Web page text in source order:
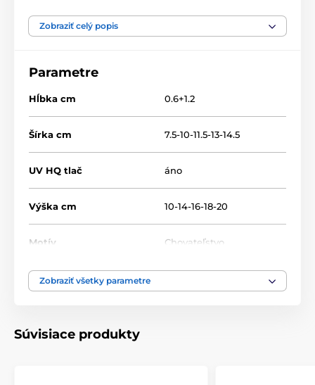
Chovateľstvo
Zobraziť celý popis
Parametre
Hĺbka cm 0.6+1.2
Šírka cm 7.5-10-11.5-13-14.5
UV HQ tlač áno
Výška cm 10-14-16-18-20
Motív Chovateľstvo
Typ ocenenia
Zobraziť všetky parametre
Súvisiace produkty